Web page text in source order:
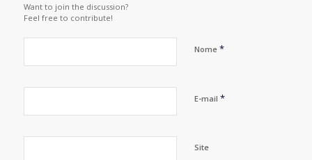
Want to join the discussion?
Feel free to contribute!
Nome *
E-mail *
Site